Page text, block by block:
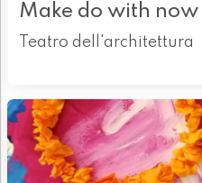
Make do with now
Teatro dell'architettura